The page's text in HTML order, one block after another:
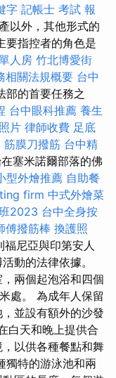
字 記帳士 考試 報
以外，其他形式的
要指控者的角色是
人房 竹北博愛街
相關法規概要 台中
部的首要任務之
台中眼科推薦 養生
片 律師收費 足底
筋膜刀撥筋 台中精
塞米諾爾部落的佛
型外燴推薦 自助餐
firm 中式外燴菜
2023 台中全身按
傅撥筋棒 換護照
尼亞與印第安人
動的法律依據。
兩個起泡浴和四個
處。 為成年人保留
並設有額外的沙發
白天和晚上提供合
以供各種餐點和舞
獨特的游泳池和兩